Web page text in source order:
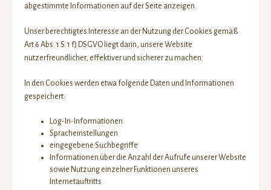
abgestimmte Informationen auf der Seite anzeigen.
Unser berechtigtes Interesse an der Nutzung der Cookies gemäß
Art 6 Abs. 1 S. 1 f) DSGVO liegt darin, unsere Website
nutzerfreundlicher, effektiver und sicherer zu machen.
In den Cookies werden etwa folgende Daten und Informationen
gespeichert:
Log-In-Informationen
Spracheinstellungen
eingegebene Suchbegriffe
Informationen über die Anzahl der Aufrufe unserer Website
sowie Nutzung einzelner Funktionen unseres
Internetauftritts.